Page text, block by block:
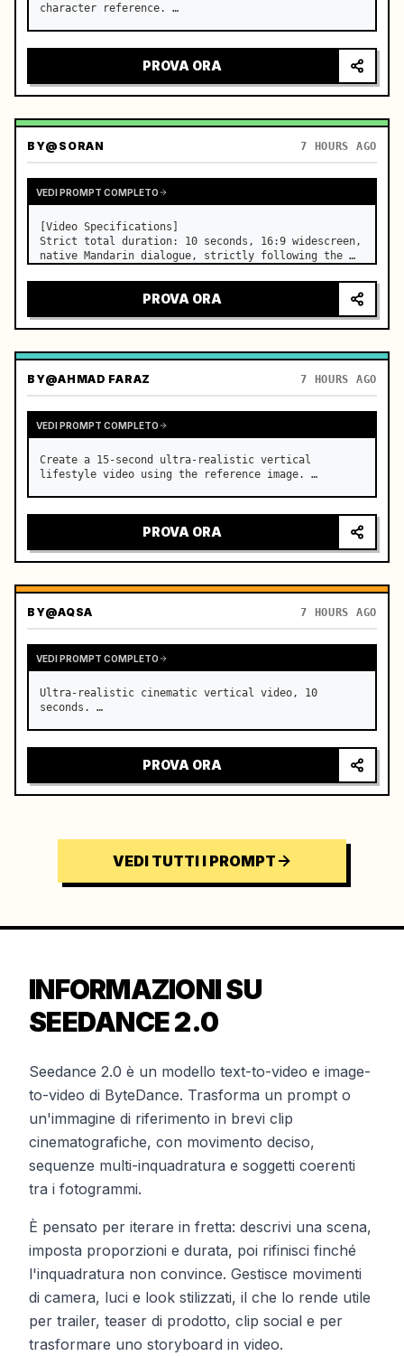
character reference. …
PROVA ORA
BY@SORAN 7 HOURS AGO
VEDI PROMPT COMPLETO
[Video Specifications]
Strict total duration: 10 seconds, 16:9 widescreen,
native Mandarin dialogue, strictly following the
[Overall Style]
Cinematic realistic texture, pure ancient Chinese
martial ar…
PROVA ORA
BY@AHMAD FARAZ 7 HOURS AGO
VEDI PROMPT COMPLETO
Create a 15-second ultra-realistic vertical
lifestyle video using the reference image. …
PROVA ORA
BY@AQSA 7 HOURS AGO
VEDI PROMPT COMPLETO
Ultra-realistic cinematic vertical video, 10
seconds. …
PROVA ORA
VEDI TUTTI I PROMPT
INFORMAZIONI SU
SEEDANCE 2.0
Seedance 2.0 è un modello text-to-video e image-
to-video di ByteDance. Trasforma un prompt o
un'immagine di riferimento in brevi clip
cinematografiche, con movimento deciso,
sequenze multi-inquadratura e soggetti coerenti
tra i fotogrammi.
È pensato per iterare in fretta: descrivi una scena,
imposta proporzioni e durata, poi rifinisci finché
l'inquadratura non convince. Gestisce movimenti
di camera, luci e look stilizzati, il che lo rende utile
per trailer, teaser di prodotto, clip social e per
trasformare uno storyboard in video.